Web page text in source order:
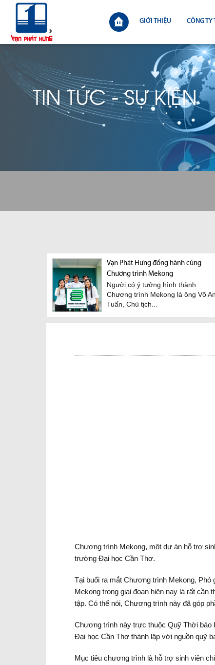
GIỚI THIỆU CÔNG TY
TIN TỨC - SỰ KIỆN
Vạn Phát Hưng đồng hành cùng
Chương trình Mekong
Người có ý tưởng hình thành
Chương trình Mekong là ông Võ
Tuấn, Chủ tịch...
Chương trình Mekong, một dự án hỗ trợ
trường Đại học Cần Thơ.
Tại buổi ra mắt Chương trình Mekong,
Mekong trong giai đoạn hiện nay là rất
tập. Có thể nói, Chương trình này đã góp
Chương trình này trực thuộc Quỹ Thời báo
Đại học Cần Thơ thành lập với nguồn quỹ
Mục tiêu chương trình là hỗ trợ sinh viên